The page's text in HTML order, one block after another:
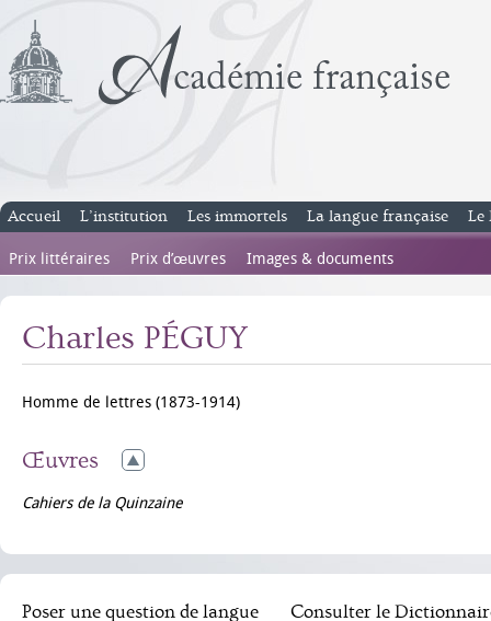
Accueil L’institution Les immortels La langue française Le
Prix littéraires Prix d’œuvres Images & documents
Charles PÉGUY
Homme de lettres (1873-1914)
Œuvres
Cahiers de la Quinzaine
Poser une question de langue Consulter le